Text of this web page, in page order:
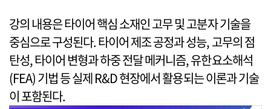
강의 내용은 타이어 핵심 소재인 고무 및 고분자 기술을
중심으로 구성된다. 타이어 제조 공정과 성능, 고무의 점
탄성, 타이어 변형과 하중 전달 메커니즘, 유한요소해석
(FEA) 기법 등 실제 R&D 현장에서 활용되는 이론과 기술
이 포함된다.